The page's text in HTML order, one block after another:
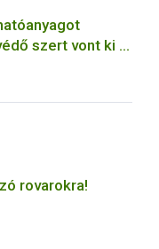
szert vont ki a
rovarokra!